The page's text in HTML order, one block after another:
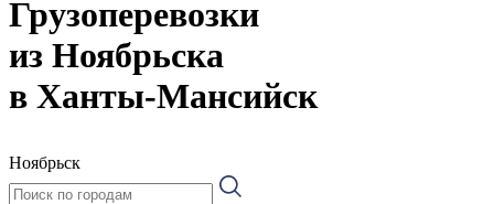
Грузоперевозки
из Ноябрьска
в Ханты-Мансийск
Ноябрьск